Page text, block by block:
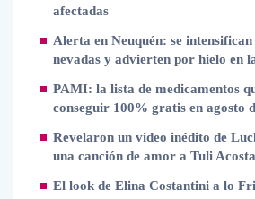
afectadas
Alerta en Neuquén: se
nevadas y advierten por hielo en
PAMI: la lista de medicamentos
conseguir 100% gratis en agosto
Revelaron un video inédito de
una canción de amor a Tuli Acosta
El look de Elina Costantini a lo